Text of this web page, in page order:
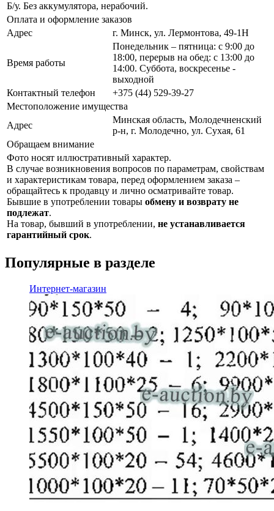
Б/у. Без аккумулятора, нерабочий.
Оплата и оформление заказов
Адрес
г. Минск, ул. Лермонтова, 49-1Н
Время работы
Понедельник – пятница: с 9:00 до
18:00, перерыв на обед: с 13:00 до
14:00. Суббота, воскресенье -
выходной
Контактный телефон
+375 (44) 529-39-27
Местоположение имущества
Адрес
Минская область, Молодечненский
р-н, г. Молодечно, ул. Сухая, 61
Обращаем внимание
Фото носят иллюстративный характер.
В случае возникновения вопросов по параметрам, свойствам
и характеристикам товара, перед оформлением заказа –
обращайтесь к продавцу и лично осматривайте товар.
Бывшие в употреблении товары обмену и возврату не
подлежат.
На товар, бывший в употреблении, не устанавливается
гарантийный срок.
Популярные в разделе
Интернет-магазин